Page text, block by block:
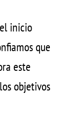
inicio
que
este
objetivos